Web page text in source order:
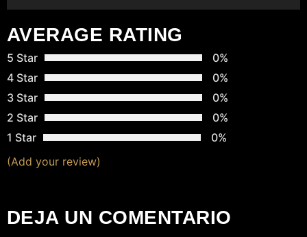
A
D
A
S
AVERAGE RATING
5 Star
0%
4 Star
0%
3 Star
0%
2 Star
0%
1 Star
0%
(Add your review)
DEJA UN COMENTARIO